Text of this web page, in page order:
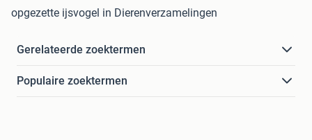
opgezette ijsvogel in Dierenverzamelingen
Gerelateerde zoektermen
Populaire zoektermen